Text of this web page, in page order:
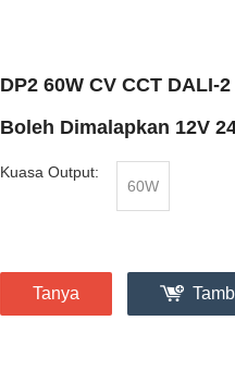
DP2 60W CV CCT DALI-
Boleh Dimalapkan 12V
Kuasa Output:
60W
Tanya